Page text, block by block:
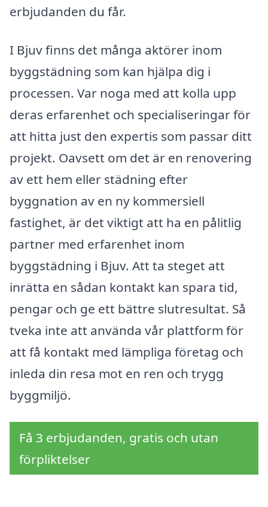
erbjudanden du får.
I Bjuv finns det många aktörer inom
byggstädning som kan hjälpa dig i
processen. Var noga med att kolla upp
deras erfarenhet och specialiseringar för
att hitta just den expertis som passar ditt
projekt. Oavsett om det är en renovering
av ett hem eller städning efter
byggnation av en ny kommersiell
fastighet, är det viktigt att ha en pålitlig
partner med erfarenhet inom
byggstädning i Bjuv. Att ta steget att
inrätta en sådan kontakt kan spara tid,
pengar och ge ett bättre slutresultat. Så
tveka inte att använda vår plattform för
att få kontakt med lämpliga företag och
inleda din resa mot en ren och trygg
byggmiljö.
Få 3 erbjudanden, gratis och utan
förpliktelser